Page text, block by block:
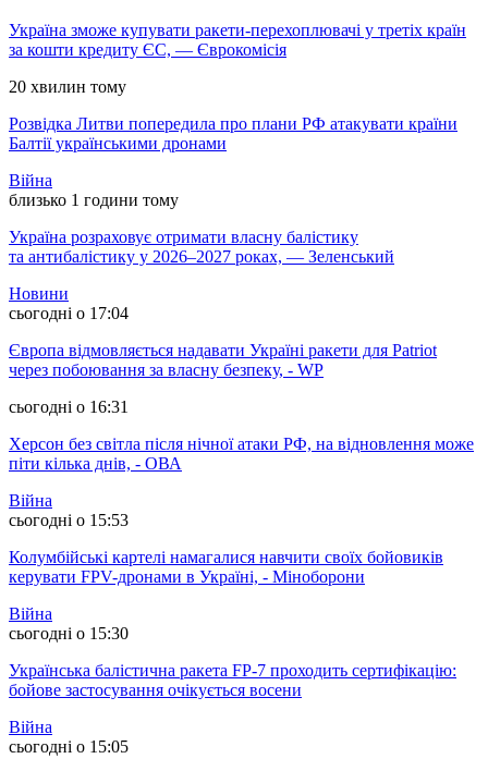
Україна зможе купувати ракети-перехоплювачі у третіх країн
за кошти кредиту ЄС, — Єврокомісія
20 хвилин тому
Розвідка Литви попередила про плани РФ атакувати країни
Балтії українськими дронами
Війна
близько 1 години тому
Україна розраховує отримати власну балістику
та антибалістику у 2026–2027 роках, — Зеленський
Новини
сьогодні о 17:04
Європа відмовляється надавати Україні ракети для Patriot
через побоювання за власну безпеку, - WP
сьогодні о 16:31
Херсон без світла після нічної атаки РФ, на відновлення може
піти кілька днів, - ОВА
Війна
сьогодні о 15:53
Колумбійські картелі намагалися навчити своїх бойовиків
керувати FPV-дронами в Україні, - Міноборони
Війна
сьогодні о 15:30
Українська балістична ракета FP-7 проходить сертифікацію:
бойове застосування очікується восени
Війна
сьогодні о 15:05